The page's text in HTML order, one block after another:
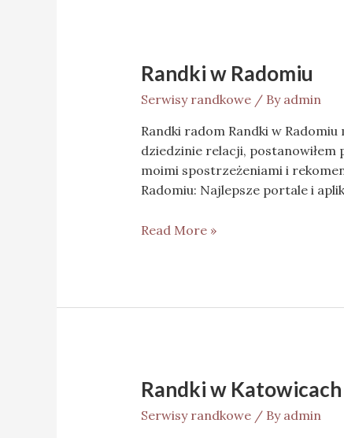
Randki w Radomiu
Serwisy randkowe/ By admin
Randki radom Randki w
dziedzinie relacji,
moimi spostrzeżeniami i
Radomiu: Najlepsze portale i
Read More »
Randki w Katowicach
Serwisy randkowe/ By admin